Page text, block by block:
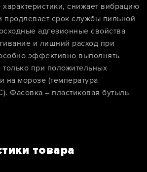
снижает вибрацию
продлевает срок службы пильной
адгезионные свойства
и лишний расход при
эффективно выполнять
при положительных
на морозе (температура
Фасовка – пластиковая бутыль
товара